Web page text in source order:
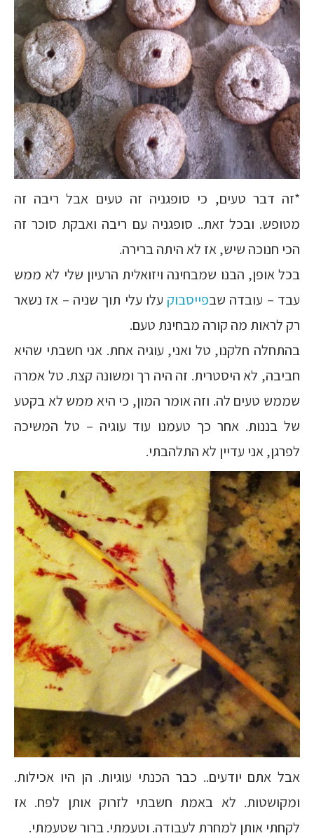
*זה דבר טעים, כי סופגניה זה טעים אבל ריבה זה
מטופש. ובכל זאת.. סופגניה עם ריבה ואבקת סוכר זה
הכי חנוכה שיש, אז לא היתה ברירה.
בכל אופן, הבנו שמבחינה ויזואלית הרעיון שלי לא ממש
עבד – עובדה שבפייסבוק עלו עלי תוך שניה – אז נשאר
רק לראות מה קורה מבחינת טעם.
בהתחלה חלקנו, טל ואני, עוגיה אחת. אני חשבתי שהיא
חביבה, לא היסטרית. זה היה רך ומשונה קצת. טל אמרה
שממש טעים לה. וזה אומר המון, כי היא ממש לא בקטע
של בננות. אחר כך טעמנו עוד עוגיה – טל המשיכה
לפרגן, אני עדיין לא התלהבתי.
אבל אתם יודעים.. כבר הכנתי עוגיות. הן היו אכילות.
ומקושטות. לא באמת חשבתי לזרוק אותן לפח. אז
לקחתי אותן למחרת לעבודה. וטעמתי. ברור שטעמתי.